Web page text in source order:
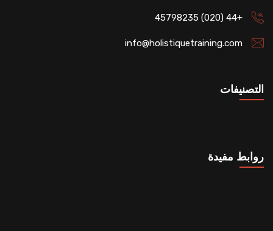
+44 (020) 45798235
info@holistiquetraining.com
التصنيفات
روابط مفيدة